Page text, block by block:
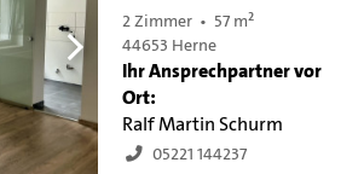
2 Zimmer • 57 m²
44653 Herne
Ihr Ansprechpartner vor
Ort:
Ralf Martin Schurm
05221 144237